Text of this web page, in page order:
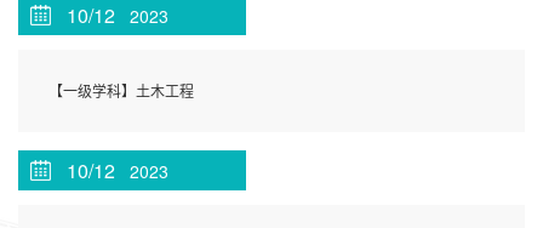
10/12 2023
【一级学科】土木工程
10/12 2023